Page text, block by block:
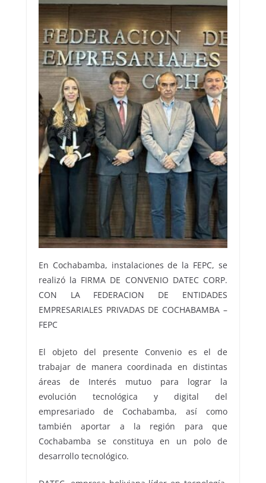
En Cochabamba, instalaciones de la FEPC, se
realizó la FIRMA DE CONVENIO DATEC CORP.
CON LA FEDERACION DE ENTIDADES
EMPRESARIALES PRIVADAS DE COCHABAMBA –
FEPC
El objeto del presente Convenio es el de
trabajar de manera coordinada en distintas
áreas de Interés mutuo para lograr la
evolución tecnológica y digital del
empresariado de Cochabamba, así como
también aportar a la región para que
Cochabamba se constituya en un polo de
desarrollo tecnológico.